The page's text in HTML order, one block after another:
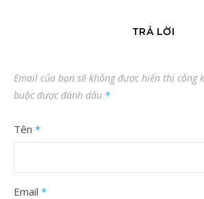
TRẢ LỜI
Email của bạn sẽ không được hiển thị công
buộc được đánh dấu *
Tên *
Email *